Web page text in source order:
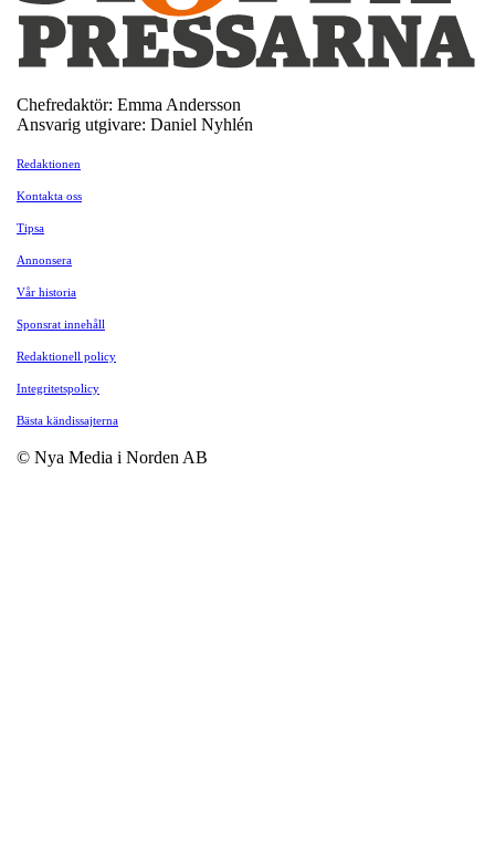
Chefredaktör: Emma Andersson
Ansvarig utgivare: Daniel Nyhlén
Redaktionen
Kontakta oss
Tipsa
Annonsera
Vår historia
Sponsrat innehåll
Redaktionell policy
Integritetspolicy
Bästa kändissajterna
© Nya Media i Norden AB